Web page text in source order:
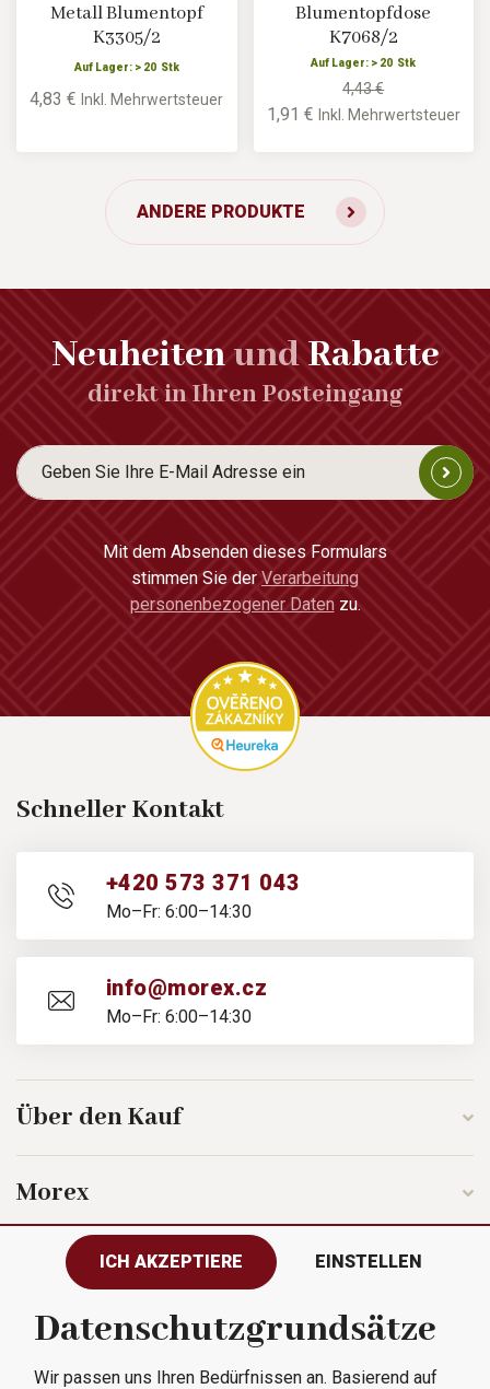
Metall Blumentopf
K3305/2
Auf Lager: > 20 Stk
4,83 €Inkl. Mehrwertsteuer
Blumentopfdose
K7068/2
Auf Lager: > 20 Stk
4,43 €
1,91 € Inkl. Mehrwertsteuer
ANDERE PRODUKTE
NeuheitenundRabatte
direkt in Ihren Posteingang
Mit dem Absenden dieses Formulars
stimmen Sie der Verarbeitung
personenbezogener Daten zu.
Schneller Kontakt
+420 573 371 043
Mo–Fr: 6:00–14:30
info@morex.cz
Mo–Fr: 6:00–14:30
Über den Kauf
Morex
Folgen Sie uns
ICH AKZEPTIERE EINSTELLEN
Datenschutzgrundsätze
Wir passen uns Ihren Bedürfnissen an. Basierend auf